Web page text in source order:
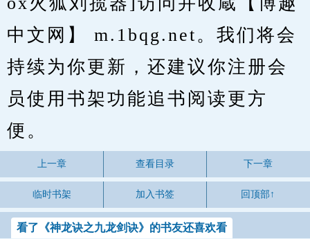
中文网】 m.1bqg.net。我们将会
持续为你更新，还建议你注册会
员使用书架功能追书阅读更方
便。
上一章 查看目录 下一章
临时书架 加入书签 回顶部↑
看了《神龙诀之九龙剑诀》的书友还喜欢看